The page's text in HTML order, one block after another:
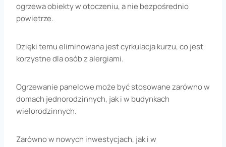
ogrzewa obiekty w otoczeniu, a nie bezpośrednio
powietrze.
Dzięki temu eliminowana jest cyrkulacja kurzu, co jest
korzystne dla osób z alergiami.
Ogrzewanie panelowe może być stosowane zarówno w
domach jednorodzinnych, jak i w budynkach
wielorodzinnych.
Zarówno w nowych inwestycjach, jak i w